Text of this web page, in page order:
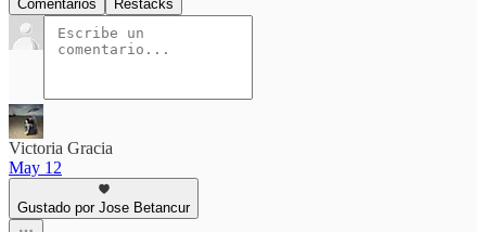
Comentarios Restacks
Victoria Gracia
May 12
Gustado por Jose Betancur